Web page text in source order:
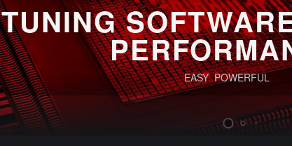
TUNING
EASY POWERFUL